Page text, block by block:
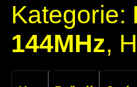
Kategorie:
144MHz,